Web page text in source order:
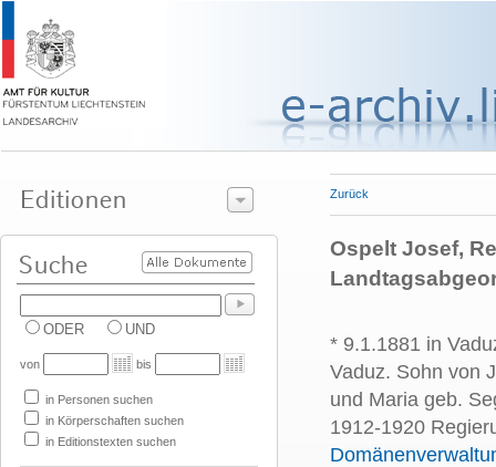
ODER UND
von bis
in Personen suchen
in Körperschaften suchen
in Editionstexten suchen
Zurück
Ospelt Josef,
* 9.1.1881 in
Vaduz. Sohn von
und Maria geb.
1912-1920